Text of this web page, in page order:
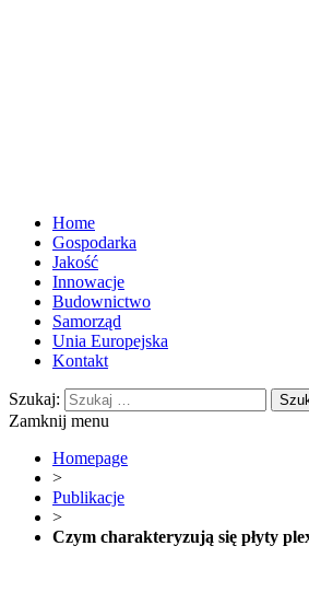
Home
Gospodarka
Jakość
Innowacje
Budownictwo
Samorząd
Unia Europejska
Kontakt
Szukaj:
Zamknij menu
Homepage
>
Publikacje
>
Czym charakteryzują się płyty